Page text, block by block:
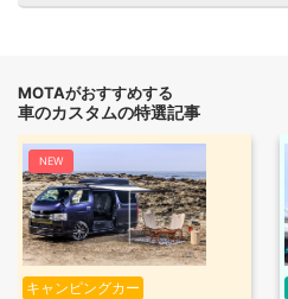
MOTAがおすすめする
車のカスタムの特選記事
NEW
キャンピングカー